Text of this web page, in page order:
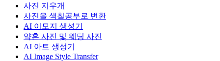
사진 지우개
사진을 색칠공부로 변환
AI 이모지 생성기
약혼 사진 및 웨딩 사진
AI 아트 생성기
AI Image Style Transfer